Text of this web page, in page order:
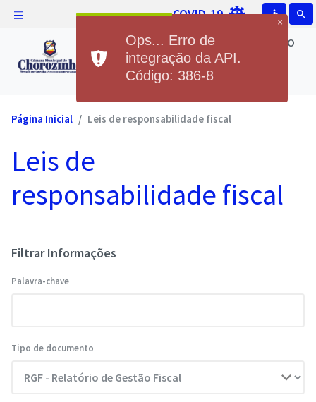
COVID-19 accessible search
Câmara Municipal de Chorozinho
Câmara Municipal de
Chorozinho
Página Inicial Leis de responsabilidade fiscal
Leis de
responsabilidade fiscal
Filtrar Informações
Palavra-chave
Tipo de documento
×
Ops... Erro de
integração da API.
Código: 386-8